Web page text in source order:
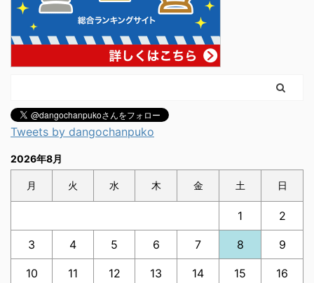
Tweets by dangochanpuko
2026年8月
月 火 水 木 金 土 日
1 2
3 4 5 6 7 8 9
10 11 12 13 14 15 16